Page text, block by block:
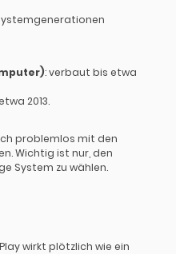
: verbaut bis etwa
2013.
problemlos mit den
Wichtig ist nur, den
System zu wählen.
wirkt plötzlich wie ein